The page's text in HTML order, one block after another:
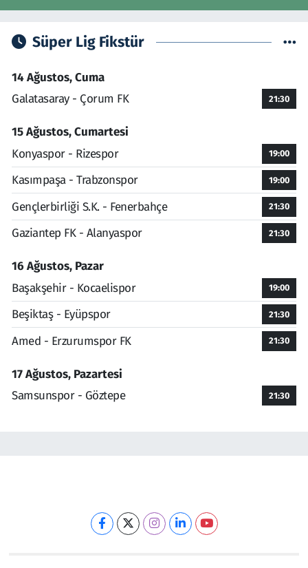
Süper Lig Fikstür
14 Ağustos, Cuma
Galatasaray - Çorum FK
21:30
15 Ağustos, Cumartesi
Konyaspor - Rizespor
19:00
Kasımpaşa - Trabzonspor 19:00
Gençlerbirliği S.K. - Fenerbahçe 21:30
Gaziantep FK - Alanyaspor 21:30
16 Ağustos, Pazar
Başakşehir - Kocaelispor
19:00
Beşiktaş - Eyüpspor 21:30
Amed - Erzurumspor FK 21:30
17 Ağustos, Pazartesi
Samsunspor - Göztepe
21:30